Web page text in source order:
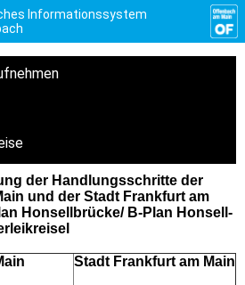
Informationssystem
der Handlungsschritte der
und der Stadt Frankfurt am
Honsellbrücke/ B-Plan Honsell-
Stadt Frankfurt am Main